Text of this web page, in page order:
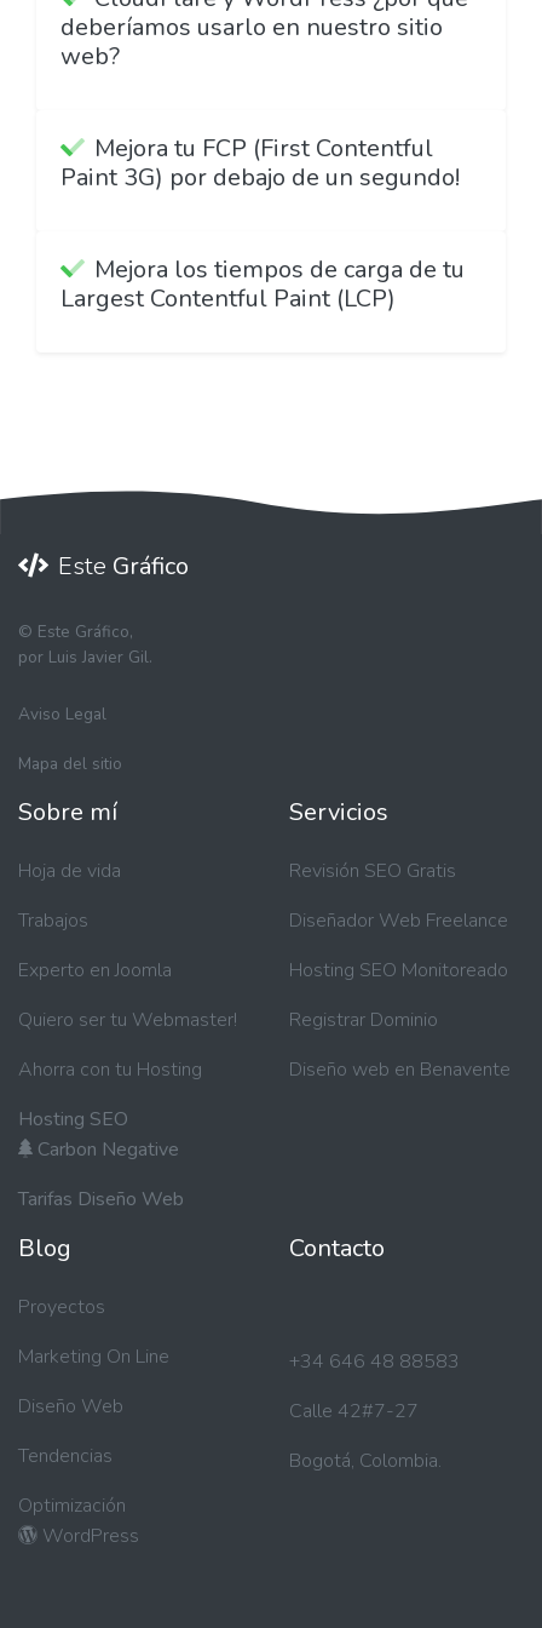
deberíamos usarlo en nuestro sitio
web?
Mejora tu FCP (First Contentful
Paint 3G) por debajo de un segundo!
Mejora los tiempos de carga de tu
Largest Contentful Paint (LCP)
Este Gráfico
© Este Gráfico,
por Luis Javier Gil.
Aviso Legal
Mapa del sitio
Sobre mí
Hoja de vida
Trabajos
Experto en Joomla
Quiero ser tu Webmaster!
Ahorra con tu Hosting
Hosting SEO
Carbon Negative
Tarifas Diseño Web
Servicios
Revisión SEO Gratis
Diseñador Web Freelance
Hosting SEO Monitoreado
Registrar Dominio
Diseño web en Benavente
Blog
Proyectos
Marketing On Line
Diseño Web
Tendencias
Optimización
WordPress
Contacto
+34 646 48 88583
Calle 42#7-27
Bogotá, Colombia.